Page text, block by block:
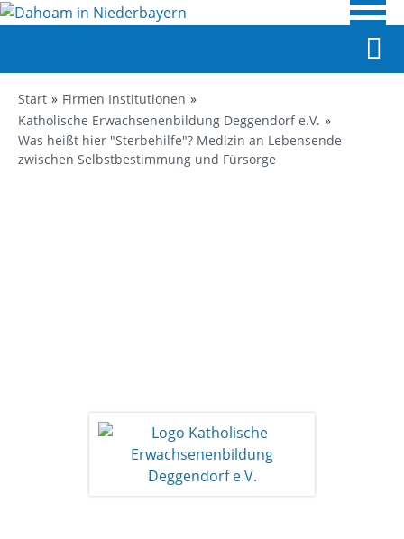
Start
Firmen Institutionen
Katholische Erwachsenenbildung Deggendorf e.V.
Was heißt hier "Sterbehilfe"? Medizin an Lebensende
zwischen Selbstbestimmung und Fürsorge